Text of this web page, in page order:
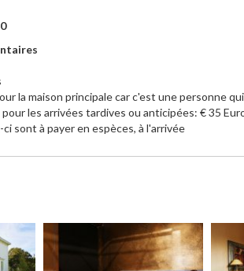
la maison principale car c'est une personne
les arrivées tardives ou anticipées: € 35
sont à payer en espèces, à l'arrivée